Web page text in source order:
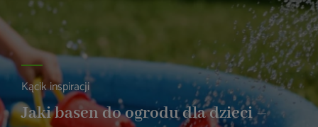
Kącik inspiracji
Jaki basen do ogrodu dla dzieci –